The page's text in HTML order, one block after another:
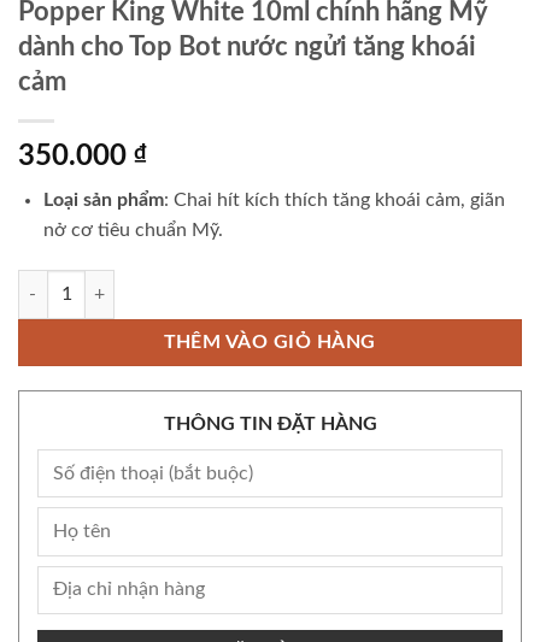
Popper King White 10ml chính hãng Mỹ
dành cho Top Bot nước ngửi tăng khoái
cảm
350.000 ₫
Loại sản phẩm: Chai hít kích thích tăng khoái cảm, giãn
nở cơ tiêu chuẩn Mỹ.
Popper King White 10ml chính hãng Mỹ dành cho Top Bot nước ngửi
THÊM VÀO GIỎ HÀNG
THÔNG TIN ĐẶT HÀNG